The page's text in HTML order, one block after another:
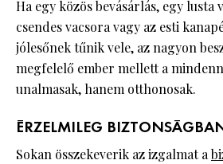
Ha egy közös bevásárlás, egy lusta
csendes vacsora vagy az esti
jólesőnek tűnik vele, az nagyon
megfelelő ember mellett a
unalmasak, hanem otthonosak.
ÉRZELMILEG
Sokan összekeverik az izgalmat a